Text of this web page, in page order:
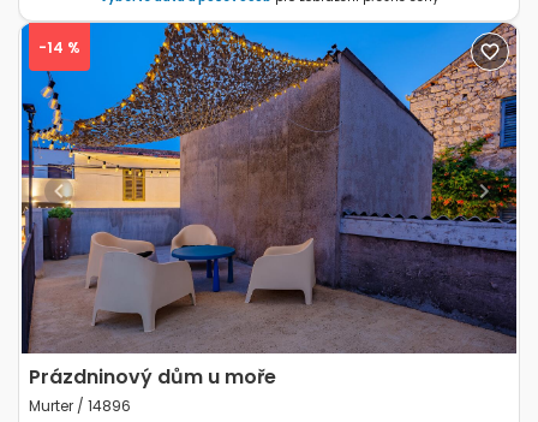
Previous Next
-14 %
Prázdninový dům u moře
Murter / 14896